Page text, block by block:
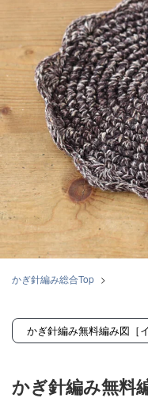
よくあるご質問
利用規約
サイトマップ
かぎ針編み総合Top >
物からバッグまで
かぎ針編み無料編み図「お手
かぎ針編み無料編み図［
かぎ針編み無料